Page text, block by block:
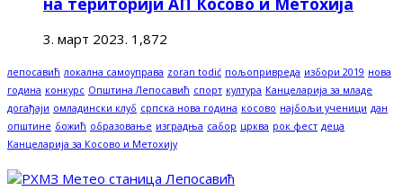
3. март 2023. 1,872
лепосавић локална самоуправа zoran todić пољопривреда избори 2019 нова
година конкурс Општина Лепосавић спорт култура Канцеларија за младе
догађаји омладински клуб српска нова година косово најбољи ученици дан
општине божић образовање изградња сабор црква рок фест деца
Канцеларија за Косово и Метохију